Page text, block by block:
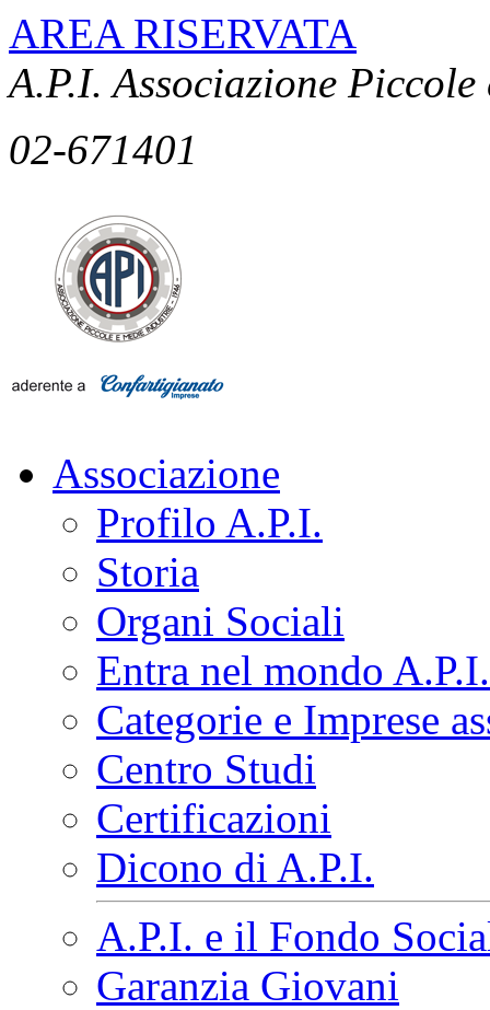
AREA RISERVATA
A.P.I. Associazione
02-671401
Associazione
Profilo A.P.I.
Storia
Organi Sociali
Entra nel mondo A.P.I.
Categorie e Imprese
Centro Studi
Certificazioni
Dicono di A.P.I.
A.P.I. e il Fondo
Garanzia Giovani